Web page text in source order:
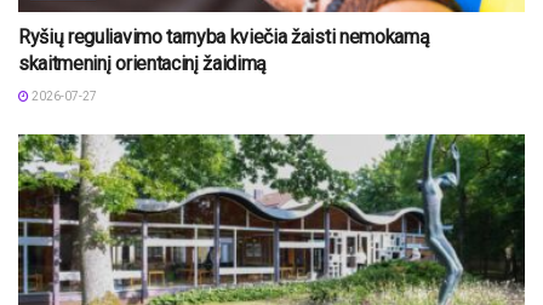
Ryšių reguliavimo tarnyba kviečia žaisti nemokamą
skaitmeninį orientacinį žaidimą
2026-07-27